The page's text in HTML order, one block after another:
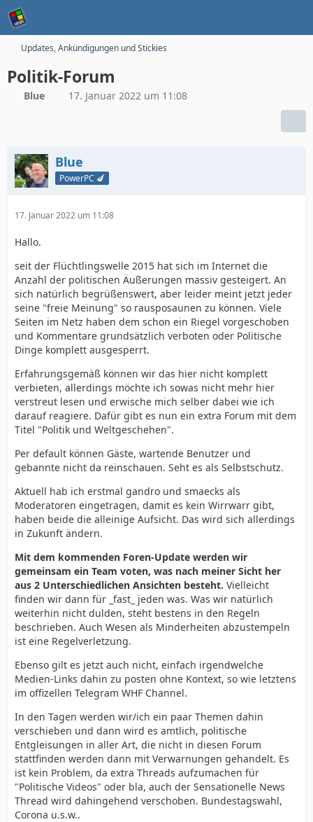
Updates, Ankündigungen und Stickies
Politik-Forum
Blue 17. Januar 2022 um 11:08
Blue
PowerPC 🍆
17. Januar 2022 um 11:08
Hallo.
seit der Flüchtlingswelle 2015 hat sich im Internet die
Anzahl der politischen Äußerungen massiv gesteigert. An
sich natürlich begrüßenswert, aber leider meint jetzt jeder
seine "freie Meinung" so rausposaunen zu können. Viele
Seiten im Netz haben dem schon ein Riegel vorgeschoben
und Kommentare grundsätzlich verboten oder Politische
Dinge komplett ausgesperrt.
Erfahrungsgemäß können wir das hier nicht komplett
verbieten, allerdings möchte ich sowas nicht mehr hier
verstreut lesen und erwische mich selber dabei wie ich
darauf reagiere. Dafür gibt es nun ein extra Forum mit dem
Titel "Politik und Weltgeschehen".
Per default können Gäste, wartende Benutzer und
gebannte nicht da reinschauen. Seht es als Selbstschutz.
Aktuell hab ich erstmal gandro und smaecks als
Moderatoren eingetragen, damit es kein Wirrwarr gibt,
haben beide die alleinige Aufsicht. Das wird sich allerdings
in Zukunft ändern.
Mit dem kommenden Foren-Update werden wir
gemeinsam ein Team voten, was nach meiner Sicht her
aus 2 Unterschiedlichen Ansichten besteht. Vielleicht
finden wir dann für _fast_ jeden was. Was wir natürlich
weiterhin nicht dulden, steht bestens in den Regeln
beschrieben. Auch Wesen als Minderheiten abzustempeln
ist eine Regelverletzung.
Ebenso gilt es jetzt auch nicht, einfach irgendwelche
Medien-Links dahin zu posten ohne Kontext, so wie letztens
im offizellen Telegram WHF Channel.
In den Tagen werden wir/ich ein paar Themen dahin
verschieben und dann wird es amtlich, politische
Entgleisungen in aller Art, die nicht in diesen Forum
stattfinden werden dann mit Verwarnungen gehandelt. Es
ist kein Problem, da extra Threads aufzumachen für
"Politische Videos" oder bla, auch der Sensationelle News
Thread wird dahingehend verschoben. Bundestagswahl,
Corona u.s.w..